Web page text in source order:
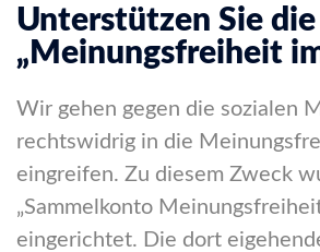
Unterstützen Sie die
„Meinungsfreiheit
Wir gehen gegen die sozialen
rechtswidrig in die
eingreifen. Zu diesem Zweck
„Sammelkonto
eingerichtet. Die dort